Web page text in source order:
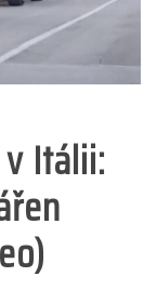
v Itálii: